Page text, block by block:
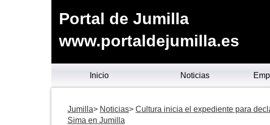
Portal de Jumilla
www.portaldejumilla.es
Inicio Noticias
Jumilla Noticias
Cultura inicia el expediente para
Sima en Jumilla